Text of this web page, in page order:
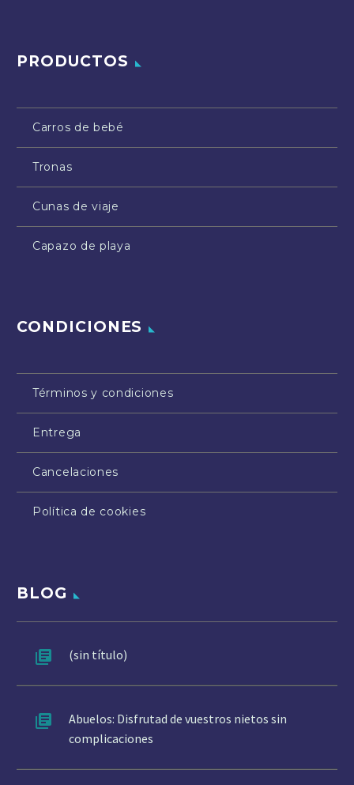
PRODUCTOS
Carros de bebé
Tronas
Cunas de viaje
Capazo de playa
CONDICIONES
Términos y condiciones
Entrega
Cancelaciones
Política de cookies
BLOG
(sin título)
Abuelos: Disfrutad de vuestros nietos sin
complicaciones